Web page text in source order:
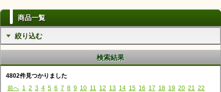
商品一覧
絞り込む
検索結果
4802件見つかりました
前へ 1 2 3 4 5 6 7 8 9 10 11 12 13 14 15 16 17 18 19 20 21
22